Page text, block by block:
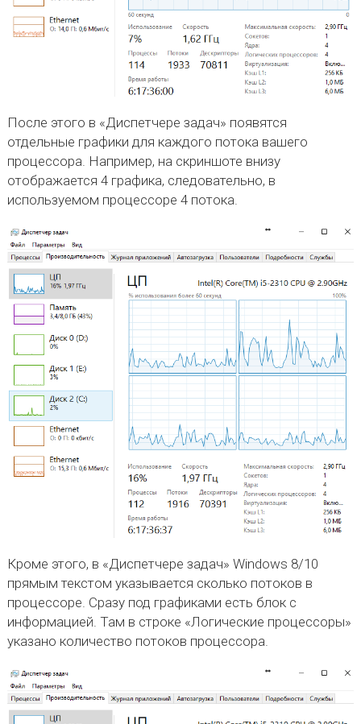
После этого в «Диспетчере задач» появятся
отдельные графики для каждого потока вашего
процессора. Например, на скриншоте внизу
отображается 4 графика, следовательно, в
используемом процессоре 4 потока.
Кроме этого, в «Диспетчере задач» Windows 8/10
прямым текстом указывается сколько потоков в
процессоре. Сразу под графиками есть блок с
информацией. Там в строке «Логические процессоры»
указано количество потоков процессора.